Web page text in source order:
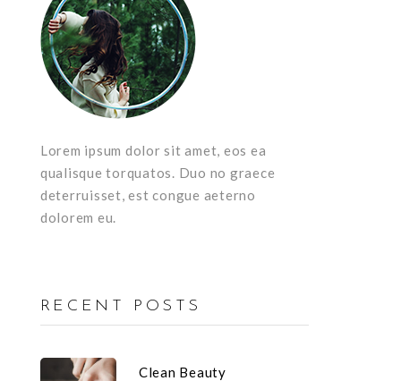
Lorem ipsum dolor sit amet, eos ea
qualisque torquatos. Duo no graece
deterruisset, est congue aeterno
dolorem eu.
RECENT POSTS
Clean Beauty